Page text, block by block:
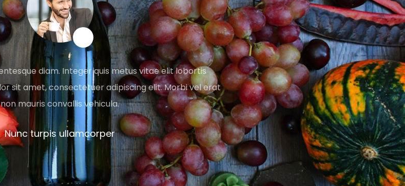
diam. Integer quis metus vitae elit lobortis
sit amet, consectetuer adipiscing elit. Morbi vel erat
non mauris convallis vehicula.
Nunc turpis ullamcorper